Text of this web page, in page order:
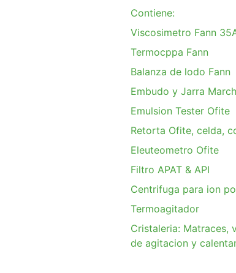
Contiene:
Viscosimetro Fann
Termocppa Fann
Balanza de lodo Fann
Embudo y Jarra March
Emulsion Tester Ofite
Retorta Ofite, celda,
Eleuteometro Ofite
Filtro APAT & API
Centrifuga para ion
Termoagitador
Cristaleria: Matraces,
de agitacion y